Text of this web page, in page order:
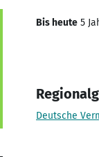
Bis heute 5
Deutsche